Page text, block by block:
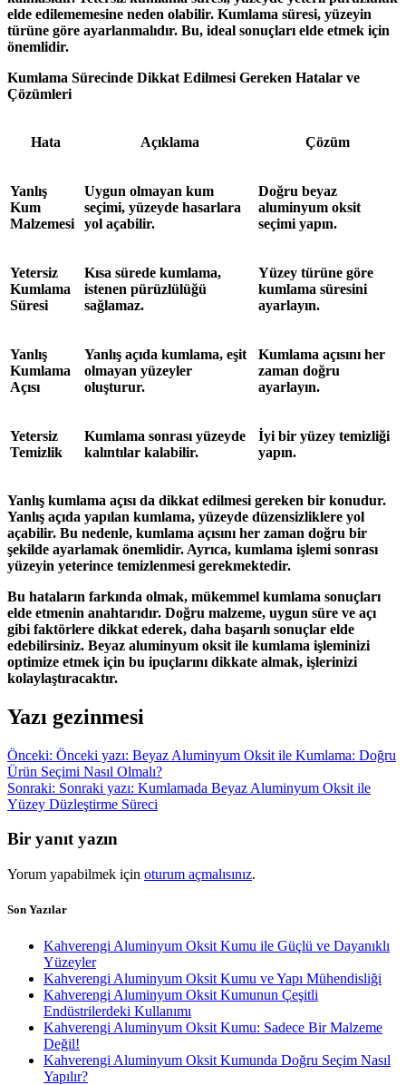
elde edilememesine neden olabilir. Kumlama süresi, yüzeyin
türüne göre ayarlanmalıdır. Bu, ideal sonuçları elde etmek için
önemlidir.
Kumlama Sürecinde Dikkat Edilmesi Gereken Hatalar ve
Çözümleri
Hata Açıklama Çözüm
Yanlış
Kum
Malzemesi
Uygun olmayan kum
seçimi, yüzeyde hasarlara
yol açabilir.
Doğru beyaz
aluminyum oksit
seçimi yapın.
Yetersiz
Kumlama
Süresi
Kısa sürede kumlama,
istenen pürüzlülüğü
sağlamaz.
Yüzey türüne göre
kumlama süresini
ayarlayın.
Yanlış
Kumlama
Açısı
Yanlış açıda kumlama, eşit
olmayan yüzeyler
oluşturur.
Kumlama açısını her
zaman doğru
ayarlayın.
Yetersiz
Temizlik
Kumlama sonrası yüzeyde
kalıntılar kalabilir.
İyi bir yüzey temizliği
yapın.
Yanlış kumlama açısı da dikkat edilmesi gereken bir konudur.
Yanlış açıda yapılan kumlama, yüzeyde düzensizliklere yol
açabilir. Bu nedenle, kumlama açısını her zaman doğru bir
şekilde ayarlamak önemlidir. Ayrıca, kumlama işlemi sonrası
yüzeyin yeterince temizlenmesi gerekmektedir.
Bu hataların farkında olmak, mükemmel kumlama sonuçları
elde etmenin anahtarıdır. Doğru malzeme, uygun süre ve açı
gibi faktörlere dikkat ederek, daha başarılı sonuçlar elde
edebilirsiniz. Beyaz aluminyum oksit ile kumlama işleminizi
optimize etmek için bu ipuçlarını dikkate almak, işlerinizi
kolaylaştıracaktır.
Yazı gezinmesi
Önceki: Önceki yazı: Beyaz Aluminyum Oksit ile Kumlama: Doğru
Ürün Seçimi Nasıl Olmalı?
Sonraki: Sonraki yazı: Kumlamada Beyaz Aluminyum Oksit ile
Yüzey Düzleştirme Süreci
Bir yanıt yazın
Yorum yapabilmek için oturum açmalısınız.
Son Yazılar
Kahverengi Aluminyum Oksit Kumu ile Güçlü ve Dayanıklı
Yüzeyler
Kahverengi Aluminyum Oksit Kumu ve Yapı Mühendisliği
Kahverengi Aluminyum Oksit Kumunun Çeşitli
Endüstrilerdeki Kullanımı
Kahverengi Aluminyum Oksit Kumu: Sadece Bir Malzeme
Değil!
Kahverengi Aluminyum Oksit Kumunda Doğru Seçim Nasıl
Yapılır?